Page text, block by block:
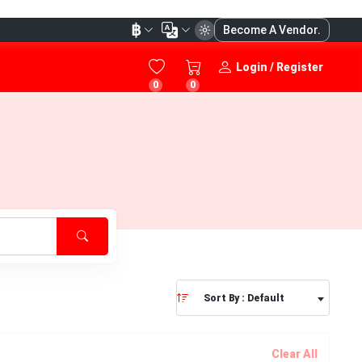
฿ Become A Vendor.
0 0
Login / Register
Sort By : Default
Clear All